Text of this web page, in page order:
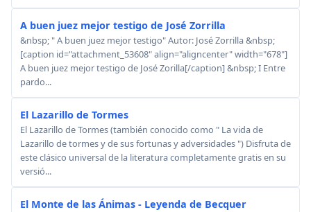
A buen juez mejor testigo de José Zorrilla
&nbsp; " A buen juez mejor testigo" Autor: José Zorrilla &nbsp;
[caption id="attachment_53608" align="aligncenter" width="678"]
A buen juez mejor testigo de José Zorilla[/caption] &nbsp; I Entre
pardo...
El Lazarillo de Tormes
El Lazarillo de Tormes (también conocido como " La vida de
Lazarillo de tormes y de sus fortunas y adversidades ") Disfruta de
este clásico universal de la literatura completamente gratis en su
versió...
El Monte de las Ánimas - Leyenda de Becquer